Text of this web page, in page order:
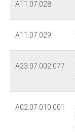
А11.07.028
А11.07.029
А23.07.002.077
А02.07.010.001